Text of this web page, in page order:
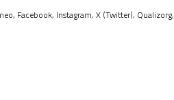
Facebook, Instagram, X (Twitter), Qualizorg,